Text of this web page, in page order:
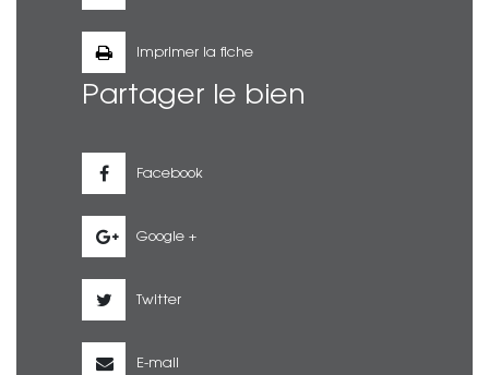
Imprimer la fiche
Partager le bien
Facebook
Google +
Twitter
E-mail